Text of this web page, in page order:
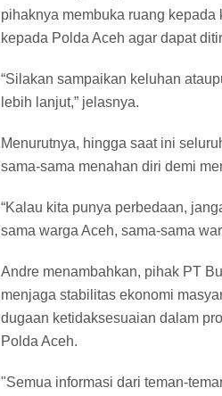
pihaknya membuka ruang
kepada Polda Aceh agar dapat
“Silakan sampaikan keluhan
lebih lanjut,” jelasnya.
Menurutnya, hingga saat ini
sama-sama menahan diri demi
“Kalau kita punya perbedaan,
sama warga Aceh, sama-sama
Andre menambahkan, pihak PT
menjaga stabilitas ekonomi
dugaan ketidaksesuaian dalam
Polda Aceh.
"Semua informasi dari teman-